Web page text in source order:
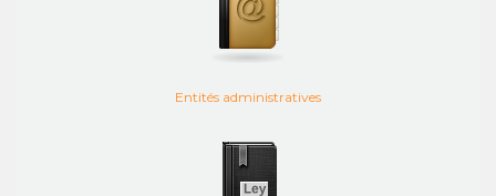
Entités administratives